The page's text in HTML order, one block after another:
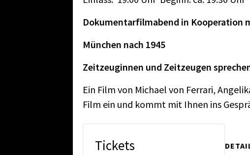
Dokumentarfilmabend in Kooperation
München nach 1945
Zeitzeuginnen und Zeitzeugen
Ein Film von Michael von Ferrari,
Film ein und kommt mit Ihnen ins
Tickets